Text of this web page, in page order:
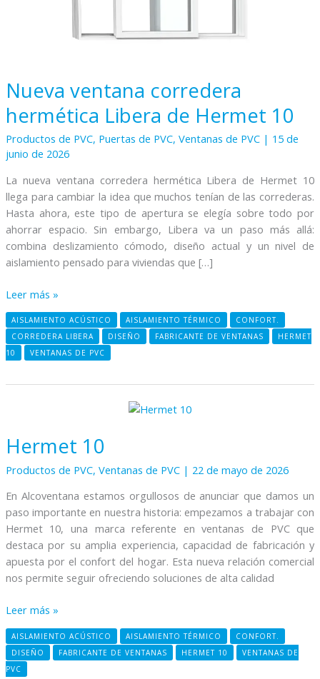
Nueva ventana corredera
hermética Libera de Hermet 10
Productos de PVC, Puertas de PVC, Ventanas de PVC| 15 de
junio de 2026
La nueva ventana corredera hermética Libera de Hermet 10
llega para cambiar la idea que muchos tenían de las correderas.
Hasta ahora, este tipo de apertura se elegía sobre todo por
ahorrar espacio. Sin embargo, Libera va un paso más allá:
combina deslizamiento cómodo, diseño actual y un nivel de
aislamiento pensado para viviendas que […]
Leer más »
AISLAMIENTO ACÚSTICO AISLAMIENTO TÉRMICO
CONFORT.
CORREDERA LIBERA
DISEÑO FABRICANTE DE VENTANAS
HERMET
10
VENTANAS DE PVC
Hermet 10
Productos de PVC, Ventanas de PVC| 22 de mayo de 2026
En Alcoventana estamos orgullosos de anunciar que damos un
paso importante en nuestra historia: empezamos a trabajar con
Hermet 10, una marca referente en ventanas de PVC que
destaca por su amplia experiencia, capacidad de fabricación y
apuesta por el confort del hogar. Esta nueva relación comercial
nos permite seguir ofreciendo soluciones de alta calidad
Leer más »
AISLAMIENTO ACÚSTICO AISLAMIENTO TÉRMICO
CONFORT.
DISEÑO
FABRICANTE DE VENTANAS HERMET 10
VENTANAS DE
PVC